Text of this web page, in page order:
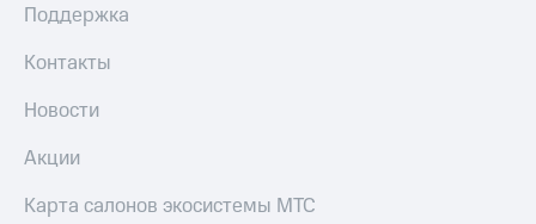
Поддержка
Контакты
Новости
Акции
Карта салонов экосистемы МТС